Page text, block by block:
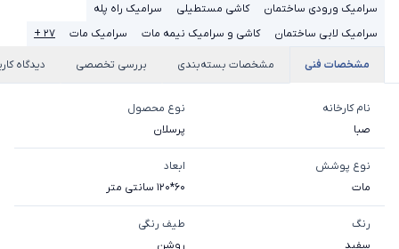
سرامیک ورودی ساختمان کاشی مستطیلی
سرامیک راه پله
سرامیک لابی ساختمان
کاشی و سرامیک نیمه مات سرامیک مات ۲۷ +
مشخصات فنی مشخصات بسته‌بندی بررسی تخصصی دیدگاه
نام کارخانه
صبا
نوع محصول
پرسلان
نوع پوشش
مات
ابعاد
60*120 سانتی متر
رنگ
سفید
طیف رنگی
روشن